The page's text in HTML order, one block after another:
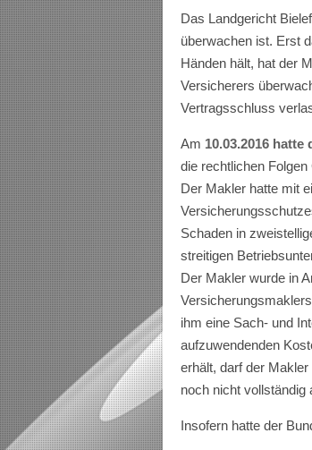
Das Landgericht
überwachen ist. Erst
Händen hält, hat der
Versicherers
Vertragsschluss
Am 10.03.2016
die rechtlichen
Der Makler hatte mit
Schaden in
streitigen
Der Makler wurde in
ihm eine Sach- und
aufzuwendenden
erhält, darf der
noch nicht vollständig
Insofern hatte der